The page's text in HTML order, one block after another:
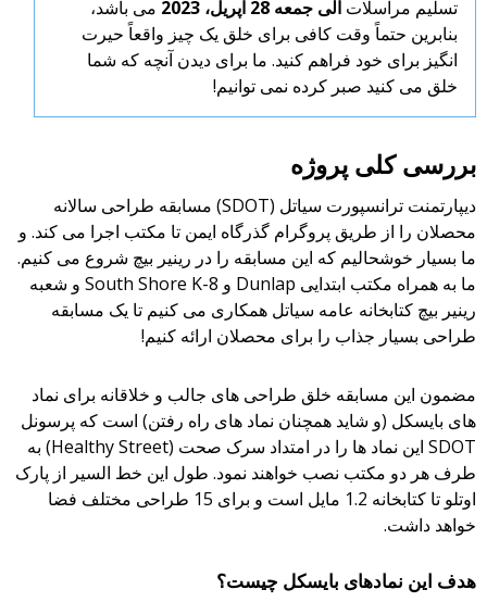
تسلیم مراسلات الی جمعه 28 اپریل، 2023
می باشد،
بنابرین حتماً وقت کافی برای خلق یک چیز واقعاً حیرت
انگیز برای خود فراهم کنید. ما برای دیدن آنچه که شما
خلق می کنید صبر کرده نمی توانیم!
بررسی کلی پروژه
دیپارتمنت ترانسپورت سیاتل (SDOT) مسابقه طراحی سالانه
محصلان را از طریق پروگرام گذرگاه ایمن تا مکتب اجرا می کند. و
ما بسیار خوشحالیم که این مسابقه را در رینیر بیچ شروع می کنیم.
ما به همراه مکتب ابتدایی Dunlap و South Shore K-8 و شعبه
رینیر بیچ کتابخانه عامه سیاتل همکاری می کنیم تا یک مسابقه
طراحی بسیار جذاب را برای محصلان ارائه کنیم!
مضمون این مسابقه خلق طراحی های جالب و خلاقانه برای نماد
های بایسکل (و شاید همچنان نماد های راه رفتن) است که پرسونل
SDOT این نماد ها را در امتداد سرک صحت (Healthy Street) به
طرف هر دو مکتب نصب خواهند نمود. طول این خط السیر از پارک
اوتلو تا کتابخانه 1.2 مایل است و برای 15 طراحی مختلف فضا
خواهد داشت.
هدف این نمادهای بایسکل چیست؟